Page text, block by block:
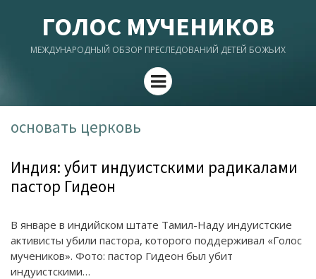
ГОЛОС МУЧЕНИКОВ
МЕЖДУНАРОДНЫЙ ОБЗОР ПРЕСЛЕДОВАНИЙ ДЕТЕЙ БОЖЬИХ
Menu
основать церковь
Индия: убит индуистскими радикалами
пастор Гидеон
В январе в индийском штате Тамил-Наду индуистские
активисты убили пастора, которого поддерживал «Голос
мучеников». Фото: пастор Гидеон был убит
индуистскими…